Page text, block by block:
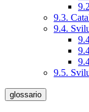
9.3.
9.4.
9.5.
glossario